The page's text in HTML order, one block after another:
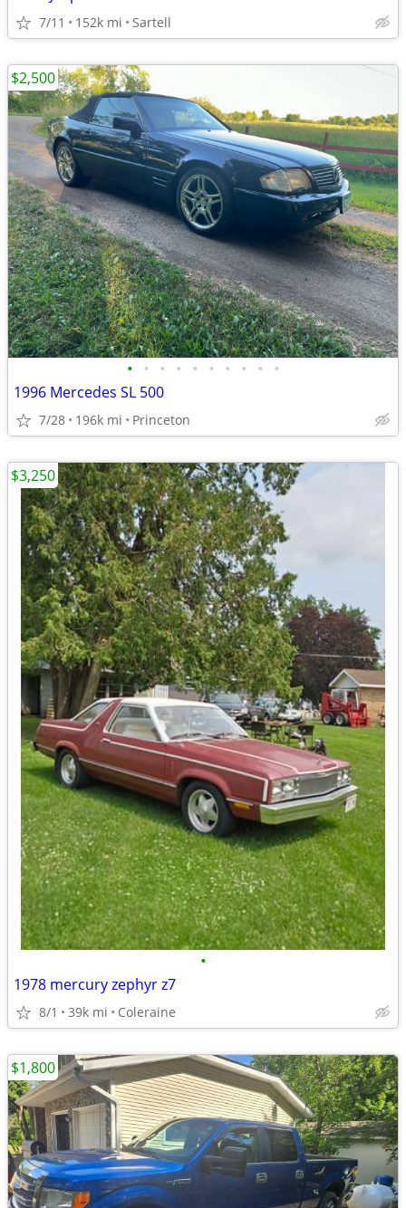
7/11 152k mi Sartell
• • • • • • • • • •
1996 Mercedes SL 500
7/28 196k mi Princeton
$2,500
•
1978 mercury zephyr z7
8/1 39k mi Coleraine
$3,250
$1,800